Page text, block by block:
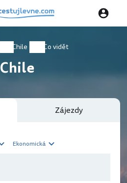
Chile Co vidět
Chile
Zájezdy
Ekonomická